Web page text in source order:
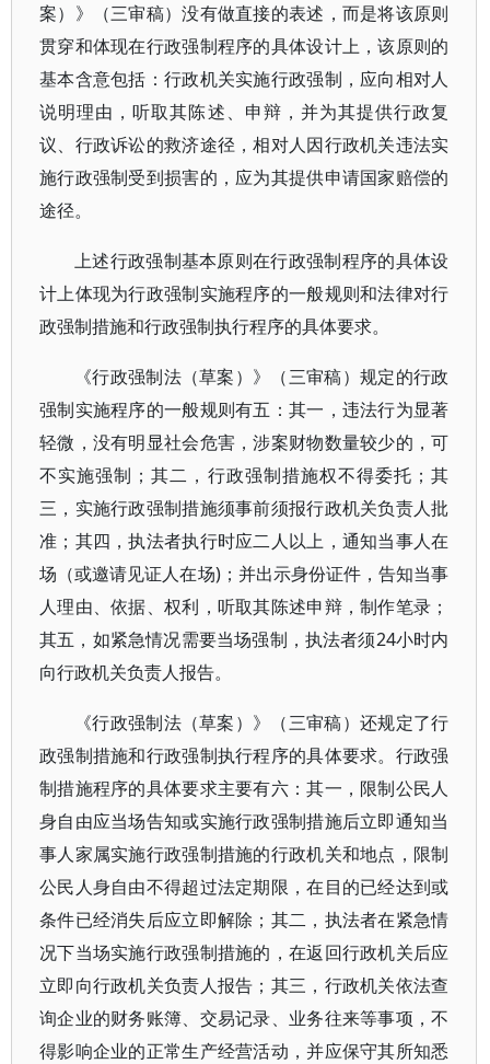
案）》（三审稿）没有做直接的表述，而是将该原则
贯穿和体现在行政强制程序的具体设计上，该原则的
基本含意包括：行政机关实施行政强制，应向相对人
说明理由，听取其陈述、申辩，并为其提供行政复
议、行政诉讼的救济途径，相对人因行政机关违法实
施行政强制受到损害的，应为其提供申请国家赔偿的
途径。
上述行政强制基本原则在行政强制程序的具体设
计上体现为行政强制实施程序的一般规则和法律对行
政强制措施和行政强制执行程序的具体要求。
《行政强制法（草案）》（三审稿）规定的行政
强制实施程序的一般规则有五：其一，违法行为显著
轻微，没有明显社会危害，涉案财物数量较少的，可
不实施强制；其二，行政强制措施权不得委托；其
三，实施行政强制措施须事前须报行政机关负责人批
准；其四，执法者执行时应二人以上，通知当事人在
场（或邀请见证人在场)；并出示身份证件，告知当事
人理由、依据、权利，听取其陈述申辩，制作笔录；
其五，如紧急情况需要当场强制，执法者须24小时内
向行政机关负责人报告。
《行政强制法（草案）》（三审稿）还规定了行
政强制措施和行政强制执行程序的具体要求。行政强
制措施程序的具体要求主要有六：其一，限制公民人
身自由应当场告知或实施行政强制措施后立即通知当
事人家属实施行政强制措施的行政机关和地点，限制
公民人身自由不得超过法定期限，在目的已经达到或
条件已经消失后应立即解除；其二，执法者在紧急情
况下当场实施行政强制措施的，在返回行政机关后应
立即向行政机关负责人报告；其三，行政机关依法查
询企业的财务账簿、交易记录、业务往来等事项，不
得影响企业的正常生产经营活动，并应保守其所知悉